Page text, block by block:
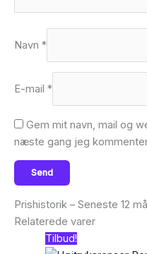
Navn *
E-mail *
Gem mit navn, mail og
næste gang jeg
Prishistorik – Seneste 12
Relaterede varer
Tilbud!